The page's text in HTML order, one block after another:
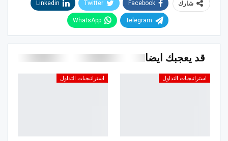
شارك Facebook
Twitter
Linkedin
Telegram
WhatsApp
قد يعجبك ايضا
استراتيجيات التداول استراتيجيات التداول